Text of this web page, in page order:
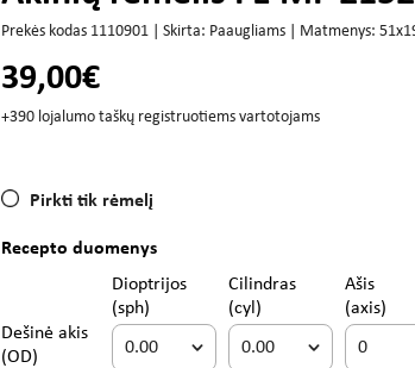
Prekės kodas 1110901 | Skirta: Paaugliams | Matmenys:
39,00€
+390 lojalumo taškų registruotiems vartotojams
Pirkti tik rėmelį
Recepto duomenys
Dešinė akis
(OD)
Dioptrijos
(sph)
Cilindras
(cyl)
Ašis
(axis)